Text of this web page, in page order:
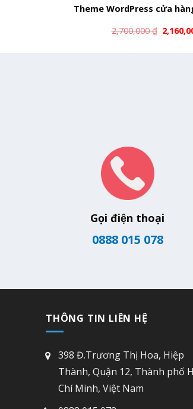
Theme WordPress cửa
2,700,000₫
Gọi điện thoại
0888 015 078
THÔNG TIN LIÊN HỆ
398 Đ.Trương Thị Hoa, Hiệp
Thành, Quận 12, Thành phố
Chí Minh, Việt Nam